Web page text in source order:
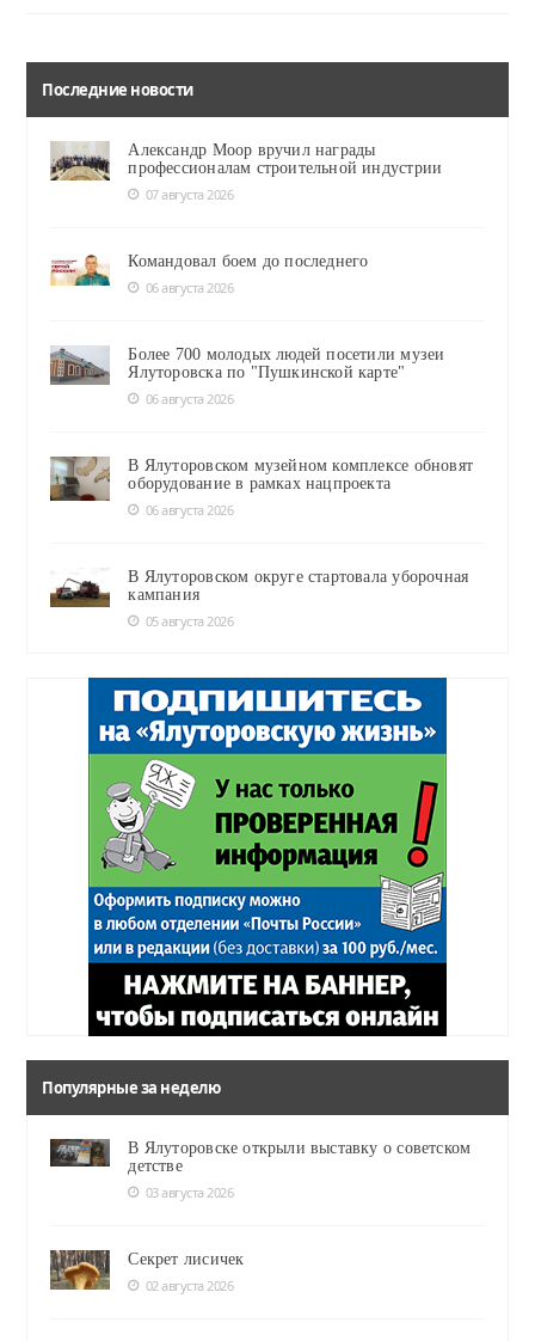
Последние новости
Александр Моор вручил награды
профессионалам строительной индустрии
07 августа 2026
Командовал боем до последнего
06 августа 2026
Более 700 молодых людей посетили музеи
Ялуторовска по "Пушкинской карте"
06 августа 2026
В Ялуторовском музейном комплексе обновят
оборудование в рамках нацпроекта
06 августа 2026
В Ялуторовском округе стартовала уборочная
кампания
05 августа 2026
Популярные за неделю
В Ялуторовске открыли выставку о советском
детстве
03 августа 2026
Секрет лисичек
02 августа 2026